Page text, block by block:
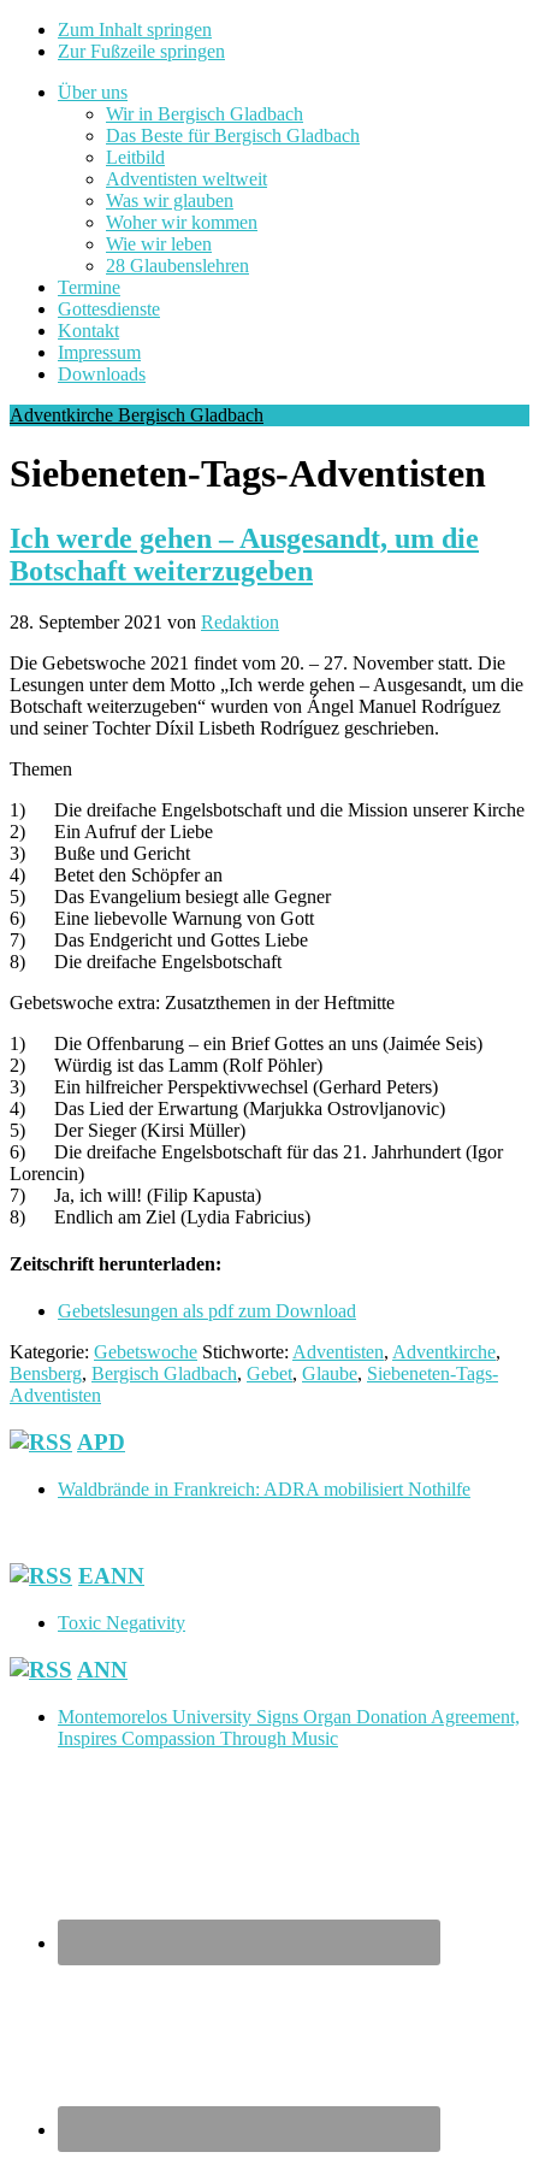
Zum Inhalt springen
Zur Fußzeile springen
Über uns
Wir in Bergisch Gladbach
Das Beste für Bergisch Gladbach
Leitbild
Adventisten weltweit
Was wir glauben
Woher wir kommen
Wie wir leben
28 Glaubenslehren
Termine
Gottesdienste
Kontakt
Impressum
Downloads
Adventkirche Bergisch Gladbach
Siebeneten-Tags-Adventisten
Ich werde gehen – Ausgesandt, um die
Botschaft weiterzugeben
28. September 2021 von Redaktion
Die Gebetswoche 2021 findet vom 20. – 27. November statt. Die
Lesungen unter dem Motto „Ich werde gehen – Ausgesandt, um die
Botschaft weiterzugeben“ wurden von Ángel Manuel Rodríguez
und seiner Tochter Díxil Lisbeth Rodríguez geschrieben.
Themen
1) Die dreifache Engelsbotschaft und die Mission unserer Kirche
2) Ein Aufruf der Liebe
3) Buße und Gericht
4) Betet den Schöpfer an
5) Das Evangelium besiegt alle Gegner
6) Eine liebevolle Warnung von Gott
7) Das Endgericht und Gottes Liebe
8) Die dreifache Engelsbotschaft
Gebetswoche extra: Zusatzthemen in der Heftmitte
1) Die Offenbarung – ein Brief Gottes an uns (Jaimée Seis)
2) Würdig ist das Lamm (Rolf Pöhler)
3) Ein hilfreicher Perspektivwechsel (Gerhard Peters)
4) Das Lied der Erwartung (Marjukka Ostrovljanovic)
5) Der Sieger (Kirsi Müller)
6) Die dreifache Engelsbotschaft für das 21. Jahrhundert (Igor
Lorencin)
7) Ja, ich will! (Filip Kapusta)
8) Endlich am Ziel (Lydia Fabricius)
Zeitschrift herunterladen:
Gebetslesungen als pdf zum Download
Kategorie: Gebetswoche Stichworte: Adventisten, Adventkirche,
Bensberg, Bergisch Gladbach, Gebet, Glaube, Siebeneten-Tags-
Adventisten
FooterAPD
Waldbrände in Frankreich: ADRA mobilisiert Nothilfe
EANN
Toxic Negativity
ANN
Montemorelos University Signs Organ Donation Agreement,
Inspires Compassion Through Music